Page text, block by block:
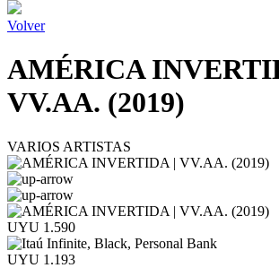
Volver
AMÉRICA
VV.AA. (2019)
VARIOS ARTISTAS
UYU 1.590
UYU 1.193